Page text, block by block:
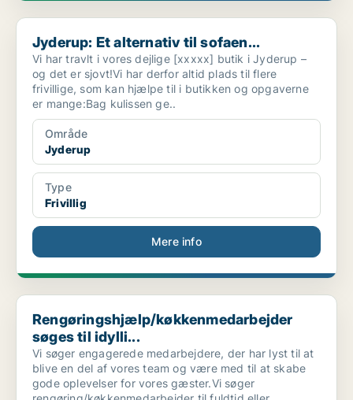
Jyderup: Et alternativ til sofaen...
Jyderup: Et alternativ til sofaen...
Vi har travlt i vores dejlige [xxxxx] butik i Jyderup –
og det er sjovt!Vi har derfor altid plads til flere
frivillige, som kan hjælpe til i butikken og opgaverne
er mange:Bag kulissen ge..
Område
Jyderup
Type
Frivillig
Mere info
Rengøringshjælp/køkkenmedarbejder søges til idylli...
Rengøringshjælp/køkkenmedarbejder
søges til idylli...
Vi søger engagerede medarbejdere, der har lyst til at
blive en del af vores team og være med til at skabe
gode oplevelser for vores gæster.Vi søger